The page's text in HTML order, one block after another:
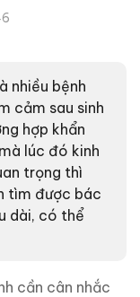
nhiều bệnh
cảm sau sinh
hợp khẩn
lúc đó kinh
trọng thì
tìm được bác
dài, có thể
cần cân nhắc